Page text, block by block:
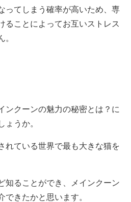
ってしまう確率が高いため、専
ることによってお互いストレス
。
ンクーンの魅力の秘密とは？に
ょうか。
れている世界で最も大きな猫を
知ることができ、メインクーン
できたかと思います。